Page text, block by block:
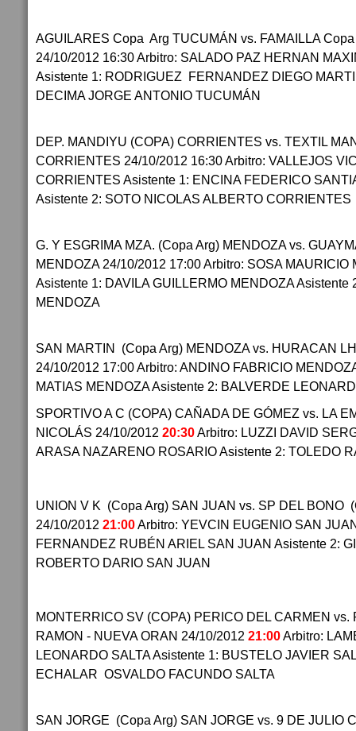
AGUILARES Copa Arg TUCUMÁN vs. FAMAILLA
24/10/2012 16:30 Arbitro: SALADO PAZ HERNAN
Asistente 1: RODRIGUEZ FERNANDEZ DIEGO
DECIMA JORGE ANTONIO TUCUMÁN
DEP. MANDIYU (COPA) CORRIENTES vs. TEXTIL
CORRIENTES 24/10/2012 16:30 Arbitro: VALLEJOS
CORRIENTES Asistente 1: ENCINA FEDERICO
Asistente 2: SOTO NICOLAS ALBERTO CORRIENTES
G. Y ESGRIMA MZA. (Copa Arg) MENDOZA vs.
MENDOZA 24/10/2012 17:00 Arbitro: SOSA MAURICIO
Asistente 1: DAVILA GUILLERMO MENDOZA Asistente
MENDOZA
SAN MARTIN (Copa Arg) MENDOZA vs. HURACAN
24/10/2012 17:00 Arbitro: ANDINO FABRICIO
MATIAS MENDOZA Asistente 2: BALVERDE
SPORTIVO A C (COPA) CAÑADA DE GÓMEZ vs. LA
NICOLÁS 24/10/2012 20:30Arbitro: LUZZI DAVID
ARASA NAZARENO ROSARIO Asistente 2: TOLEDO
UNION V K (Copa Arg) SAN JUAN vs. SP DEL BONO
24/10/2012 21:00Arbitro: YEVCIN EUGENIO SAN
FERNANDEZ RUBÉN ARIEL SAN JUAN Asistente 2:
ROBERTO DARIO SAN JUAN
MONTERRICO SV (COPA) PERICO DEL CARMEN vs.
RAMON - NUEVA ORAN 24/10/2012 21:00Arbitro:
LEONARDO SALTA Asistente 1: BUSTELO JAVIER
ECHALAR OSVALDO FACUNDO SALTA
SAN JORGE (Copa Arg) SAN JORGE vs. 9 DE JULIO